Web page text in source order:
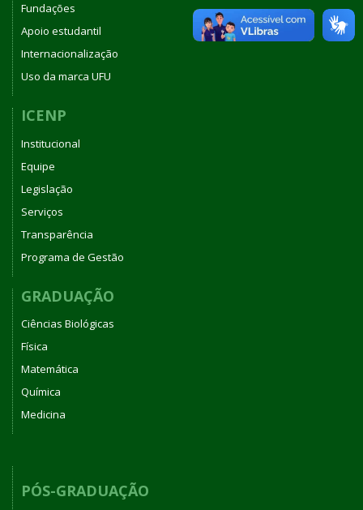
Fundações
Apoio estudantil
Internacionalização
Uso da marca UFU
ICENP
Institucional
Equipe
Legislação
Serviços
Transparência
Programa de Gestão
GRADUAÇÃO
Ciências Biológicas
Física
Matemática
Química
Medicina
PÓS-GRADUAÇÃO